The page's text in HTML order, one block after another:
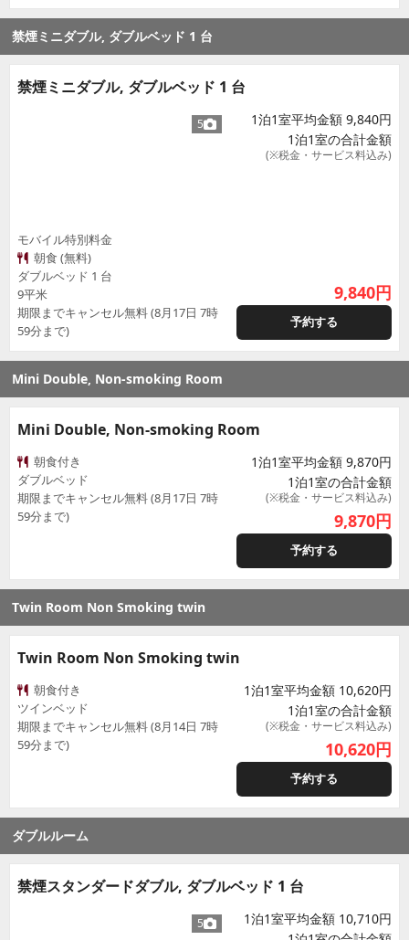
禁煙ミニダブル, ダブルベッド 1 台
禁煙ミニダブル, ダブルベッド 1 台
5
モバイル特別料金
朝食 (無料)
ダブルベッド 1 台
9平米
期限までキャンセル無料 (8月17日 7時
59分まで)
1泊1室平均金額 9,840円
1泊1室の合計金額
(※税金・サービス料込み)
9,840円
予約する
Mini Double, Non-smoking Room
Mini Double, Non-smoking Room
朝食付き
ダブルベッド
期限までキャンセル無料 (8月17日 7時
59分まで)
1泊1室平均金額 9,870円
1泊1室の合計金額
(※税金・サービス料込み)
9,870円
予約する
Twin Room Non Smoking twin
Twin Room Non Smoking twin
朝食付き
ツインベッド
期限までキャンセル無料 (8月14日 7時
59分まで)
1泊1室平均金額 10,620円
1泊1室の合計金額
(※税金・サービス料込み)
10,620円
予約する
ダブルルーム
禁煙スタンダードダブル, ダブルベッド 1 台
5
1泊1室平均金額 10,710円